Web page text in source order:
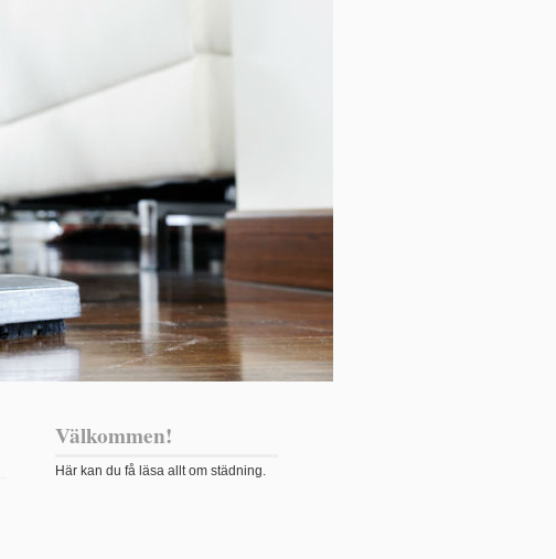
Välkommen!
Här kan du få läsa allt om städning.